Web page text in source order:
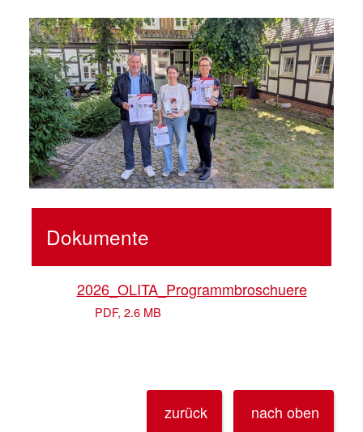
Dokumente
2026_OLITA_Programmbroschuere
PDF, 2.6 MB
zurück nach oben